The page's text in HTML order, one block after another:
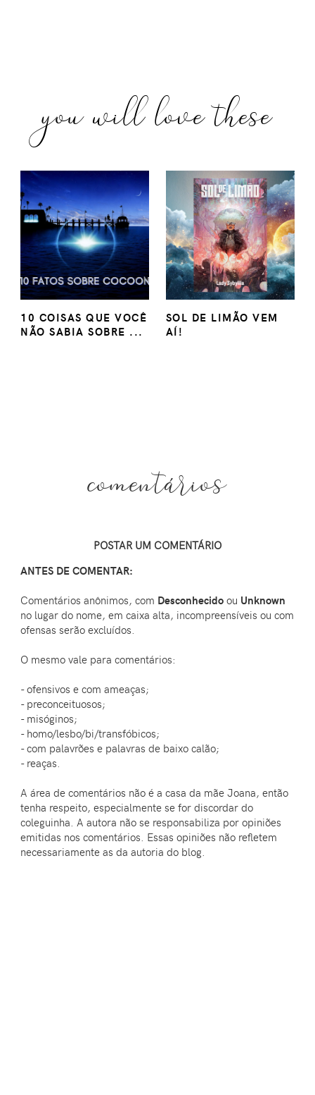
you will love these
10 COISAS QUE VOCÊ
NÃO SABIA SOBRE ...
SOL DE LIMÃO VEM
AÍ!
comentários
POSTAR UM COMENTÁRIO
ANTES DE COMENTAR:
Comentários anônimos, com Desconhecido ou Unknown
no lugar do nome, em caixa alta, incompreensíveis ou com
ofensas serão excluídos.
O mesmo vale para comentários:
- ofensivos e com ameaças;
- preconceituosos;
- misóginos;
- homo/lesbo/bi/transfóbicos;
- com palavrões e palavras de baixo calão;
- reaças.
A área de comentários não é a casa da mãe Joana, então
tenha respeito, especialmente se for discordar do
coleguinha. A autora não se responsabiliza por opiniões
emitidas nos comentários. Essas opiniões não refletem
necessariamente as da autoria do blog.